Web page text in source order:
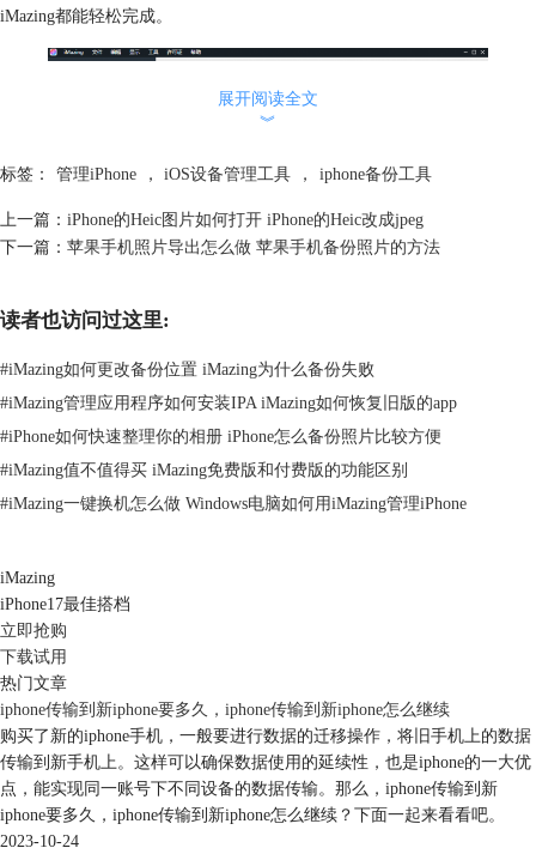
iMazing都能轻松完成。
iMazing提供的备份功能，不仅可以通过手动操作的方式备份，也可以通
过设定备份周期，让iMazing自动备份。特别是在电脑资源欠缺时，可以
让iMazing在电脑的空闲时间如凌晨等进行设备的备份，以减少白天对电
脑的占用。
iMazing的自动备份功能也能避免“忘记备份”的情况，以减少数据的丢
展开阅读全文
︾
标签： 管理iPhone ， iOS设备管理工具 ， iphone备份工具
上一篇： iPhone的Heic图片如何打开 iPhone的Heic改成jpeg
下一篇： 苹果手机照片导出怎么做 苹果手机备份照片的方法
读者也访问过这里:
#iMazing如何更改备份位置 iMazing为什么备份失败
#iMazing管理应用程序如何安装IPA iMazing如何恢复旧版的app
#iPhone如何快速整理你的相册 iPhone怎么备份照片比较方便
#iMazing值不值得买 iMazing免费版和付费版的功能区别
#iMazing一键换机怎么做 Windows电脑如何用iMazing管理iPhone
iMazing
iPhone17最佳搭档
立即抢购
下载试用
热门文章
iphone传输到新iphone要多久，iphone传输到新iphone怎么继续
购买了新的iphone手机，一般要进行数据的迁移操作，将旧手机上的数据
传输到新手机上。这样可以确保数据使用的延续性，也是iphone的一大优
点，能实现同一账号下不同设备的数据传输。那么，iphone传输到新
iphone要多久，iphone传输到新iphone怎么继续？下面一起来看看吧。
2023-10-24